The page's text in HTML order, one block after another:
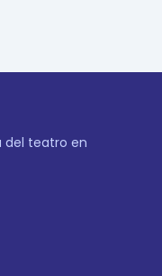
del teatro en